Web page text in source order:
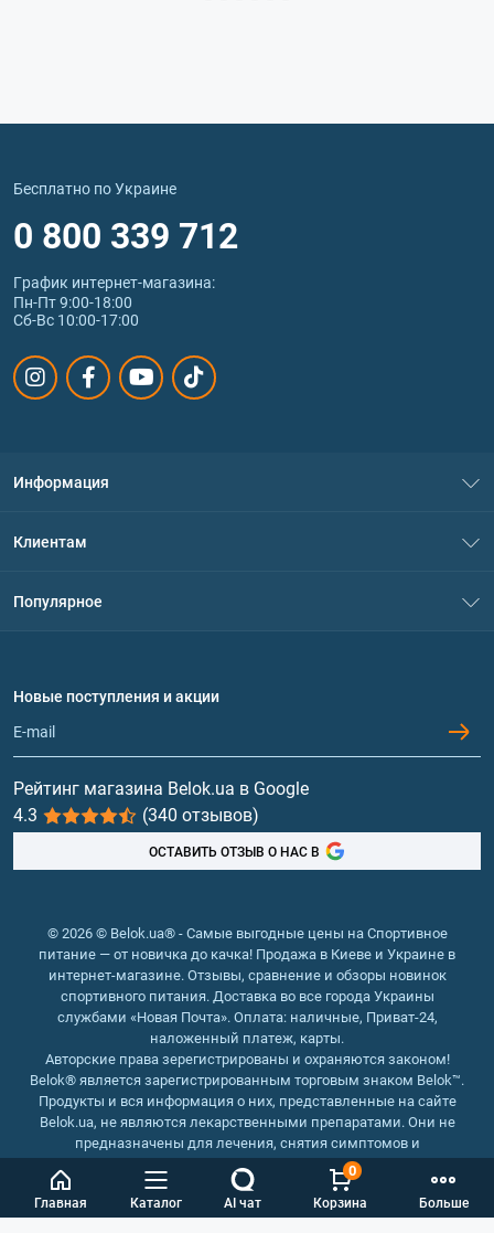
Главная Каталог AI чат Корзина
0
Больше
Бесплатно по Украине
0 800 339 712
График интернет‑магазина:
Пн-Пт 9:00-18:00
Сб-Вс 10:00-17:00
Информация
Политика конфиденциальности
Обмен и возврат
Клиентам
Популярное
Протеин
Гейнеры
Витамины и минералы
Рыбий жир, жирные кислоты
Новые поступления и акции
Рейтинг магазина Belok.ua в Google
4.3
(340 отзывов)
ОСТАВИТЬ ОТЗЫВ О НАС В
© 2026 © Belok.ua® - Самые выгодные цены на Спортивное
питание — от новичка до качка! Продажа в Киеве и Украине в
интернет-магазине. Отзывы, сравнение и обзоры новинок
спортивного питания. Доставка во все города Украины
службами «Новая Почта». Оплата: наличные, Приват-24,
наложенный платеж, карты.
Авторские права зерегистрированы и охраняются законом!
Belok® является зарегистрированным торговым знаком Belok™.
Продукты и вся информация о них, представленные на сайте
Belok.ua, не являются лекарственными препаратами. Они не
предназначены для лечения, снятия симптомов и
предотвращения болезней.
Интернет магазин Belok.ua
››Интернет магазин спортивного
питания